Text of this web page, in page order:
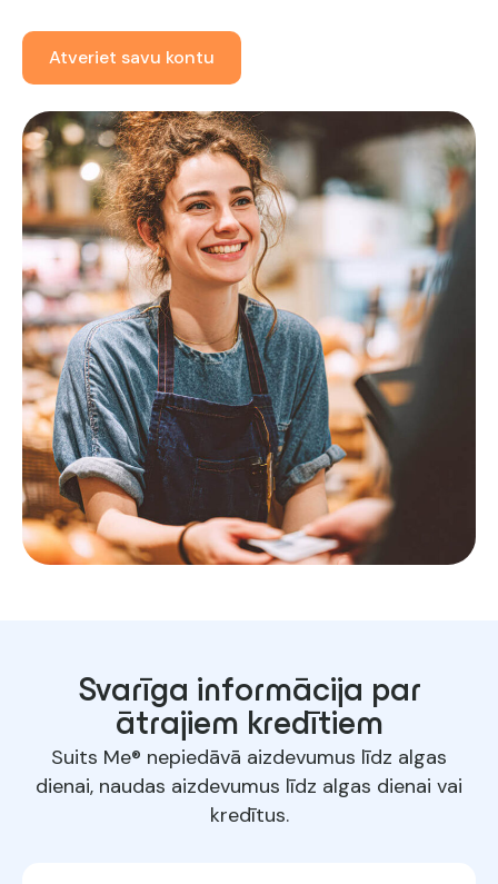
Atveriet savu kontu
Svarīga informācija par
ātrajiem kredītiem
Suits Me® nepiedāvā aizdevumus līdz algas
dienai, naudas aizdevumus līdz algas dienai vai
kredītus.